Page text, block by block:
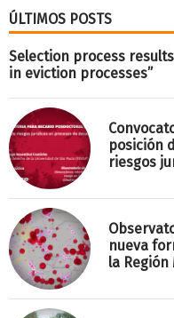
ÚLTIMOS POSTS
Selection process
in eviction processes”
posición
riesgos
nueva
la